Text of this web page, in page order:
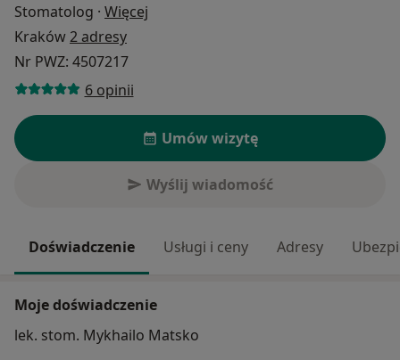
Stomatolog · Więcej
Kraków2 adresy
Nr PWZ: 4507217
6 opinii
Umów wizytę
Wyślij wiadomość
Doświadczenie Usługi i ceny Adresy
Moje doświadczenie
lek. stom. Mykhailo Matsko